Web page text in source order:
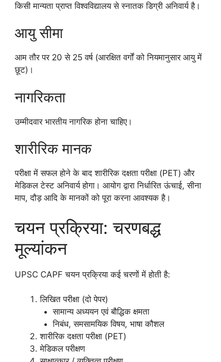
किसी मान्यता प्राप्त विश्वविद्यालय से स्नातक डिग्री अनिवार्य है।
आयु सीमा
आम तौर पर 20 से 25 वर्ष (आरक्षित वर्गों को नियमानुसार आयु में
छूट)।
नागरिकता
उम्मीदवार भारतीय नागरिक होना चाहिए।
शारीरिक मानक
परीक्षा में सफल होने के बाद शारीरिक दक्षता परीक्षा (PET) और
मेडिकल टेस्ट अनिवार्य होगा। आयोग द्वारा निर्धारित ऊंचाई, सीना
माप, दौड़ आदि के मानकों को पूरा करना आवश्यक है।
चयन प्रक्रिया: चरणबद्ध
मूल्यांकन
UPSC CAPF चयन प्रक्रिया कई चरणों में होती है:
लिखित परीक्षा (दो पेपर)
सामान्य अध्ययन एवं बौद्धिक क्षमता
निबंध, समसामयिक विषय, भाषा कौशल
शारीरिक दक्षता परीक्षा (PET)
मेडिकल परीक्षण